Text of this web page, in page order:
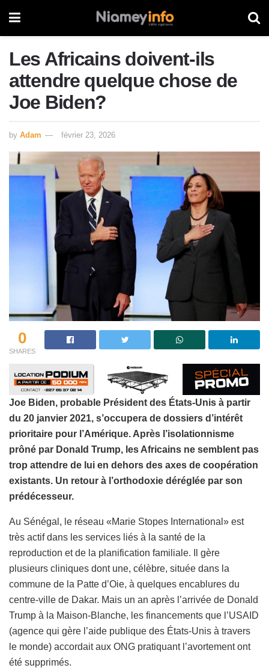
Les Africains doivent-ils
attendre quelque chose de
Joe Biden?
by Adam février 23, 2026
0
SHARES
Joe Biden, probable Président des États-Unis à partir
du 20 janvier 2021, s’occupera de dossiers d’intérêt
prioritaire pour l’Amérique. Après l’isolationnisme
prôné par Donald Trump, les Africains ne semblent pas
trop attendre de lui en dehors des axes de coopération
existants. Un retour à l’orthodoxie déréglée par son
prédécesseur.
Au Sénégal, le réseau «Marie Stopes International» est
très actif dans les services liés à la santé de la
reproduction et de la planification familiale. Il gère
plusieurs cliniques dont une, célèbre, située dans la
commune de la Patte d’Oie, à quelques encablures du
centre-ville de Dakar. Mais un an après l’arrivée de Donald
Trump à la Maison-Blanche, les financements que l’USAID
(agence qui gère l’aide publique des États-Unis à travers
le monde) accordait aux ONG pratiquant l’avortement ont
été supprimés.